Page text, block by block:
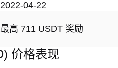
2022-04-22
高 711 USDT 奖励
价格表现